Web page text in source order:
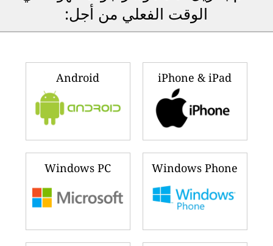
الوقت الفعلي من أجل:
iPhone & iPad
Android
Windows Phone
Windows PC